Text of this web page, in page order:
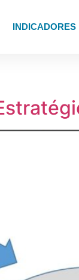
INDICADORES